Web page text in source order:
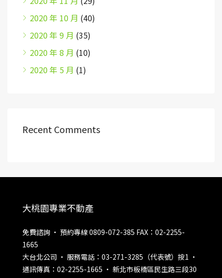
2020 年 10 月 (40)
2020 年 9 月 (35)
2020 年 8 月 (10)
2020 年 5 月 (1)
Recent Comments
大桃園專業不動產
免費諮詢 ‧ 預約專線 0809-072-385 FAX：02-2255-
1665
大台北公司 ‧ 服務電話：03-271-3285（代表號）按1 ‧
通訊傳真：02-2255-1665 ‧ 新北市板橋區民生路三段30